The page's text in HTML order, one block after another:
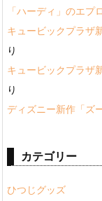
「ハーディ」のエプ
キュービックプラザ
り
キュービックプラザ
り
ディズニー新作「ズ
カテゴリー
ひつじグッズ